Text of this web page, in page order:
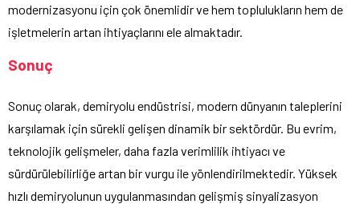
modernizasyonu için çok önemlidir ve hem toplulukların hem de
işletmelerin artan ihtiyaçlarını ele almaktadır.
Sonuç
Sonuç olarak, demiryolu endüstrisi, modern dünyanın taleplerini
karşılamak için sürekli gelişen dinamik bir sektördür. Bu evrim,
teknolojik gelişmeler, daha fazla verimlilik ihtiyacı ve
sürdürülebilirliğe artan bir vurgu ile yönlendirilmektedir. Yüksek
hızlı demiryolunun uygulanmasından gelişmiş sinyalizasyon